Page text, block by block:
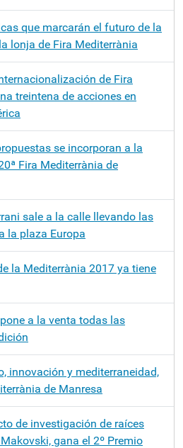
que marcarán el futuro de la
lonja de Fira Mediterrània
de Fira
treintena de acciones en
se incorporan a la
Fira Mediterrània de
sale a la calle llevando las
la plaza Europa
la Mediterrània 2017 ya tiene
a la venta todas las
innovación y mediterraneidad,
de Manresa
de investigación de raíces
gana el 2º Premio